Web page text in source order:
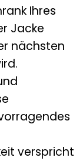
Ihres
Jacke
nächsten
verspricht